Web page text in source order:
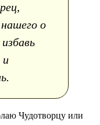
о
и
Чудотворцу или